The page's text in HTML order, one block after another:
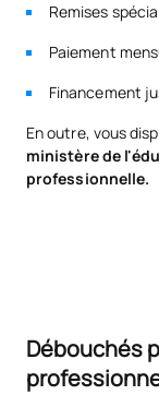
Remises
Paiement
Financement
En outre, vous
ministère de
professionnelle.
Débouchés